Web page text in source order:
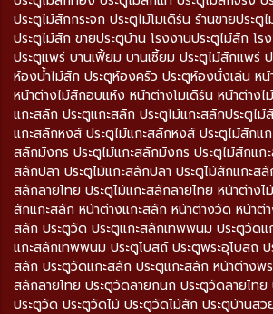
ประตูไม้สักกระจก ประตูไม้โมเดิร์น ร้านขายประตู
ประตูไม้สัก ขายประตูบ้าน โรงงานประตูไม้สัก โร
ประตูแพร่ บานเฟี้ยม บานเซี้ยม ประตูไม้สักแพร่
ห้องน้ำไม้สัก ประตูห้องครัว ประตูห้องนั่งเล่น หน้
หน้าต่างไม้สักอบแห้ง หน้าต่างโมเดิร์น หน้าต่างไ
แกะสลัก ประตูแกะสลัก ประตูไม้แกะสลักประตูไ
แกะสลักหงส์ ประตูไม้แกะสลักหงส์ ประตูไม้สักแ
สลักมังกร ประตูไม้แกะสลักมังกร ประตูไม้สักแก
สลักปลา ประตูไม้แกะสลักปลา ประตูไม้สักแกะส
สลักลายไทย ประตูไม้แกะสลักลายไทย หน้าต่างไ
สักแกะสลัก หน้าต่างแกะสลัก หน้าต่างวัด หน้าต่
สลัก ประตูวัด ประตูแกะสลักเทพพนม ประตูวัด
แกะสลักเทพพนม ประตูโบสถ์ ประตูพระอุโบสถ ป
สลัก ประตูวัดแกะสลัก ประตูแกะสลัก หน้าต่างพ
สลักลายไทย ประตูวัดลายกนก ประตูวัดลายไท
ประตูวัด ประตูวัดไม้ ประตูวัดไม้สัก ประตูบ้านสว